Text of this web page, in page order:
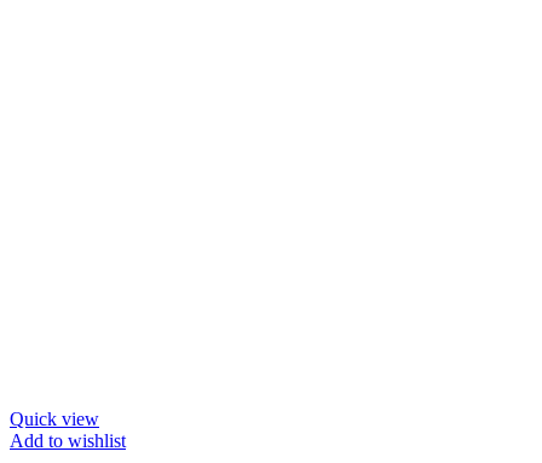
Quick view
Add to wishlist